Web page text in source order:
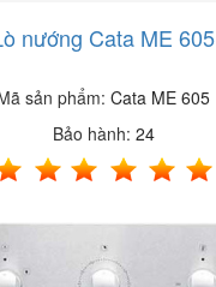
nướng Cata ME 605
sản phẩm: Cata ME 605
Bảo hành: 24